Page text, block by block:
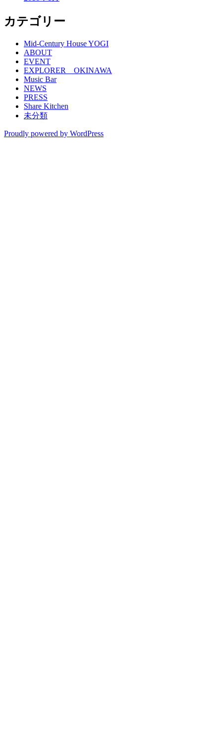
カテゴリー
Mid-Century House YOGI
ABOUT
EVENT
EXPLORER OKINAWA
Music Bar
NEWS
PRESS
Share Kitchen
未分類
Proudly powered by WordPress